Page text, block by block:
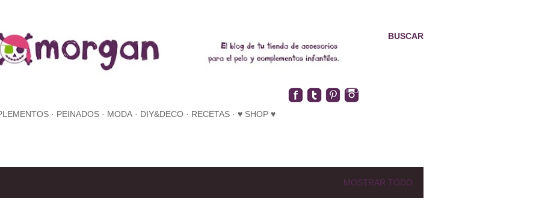
BUSCAR
PEINADOS MODA DIY&DECO RECETAS ♥ SHOP ♥
MOSTRAR TODO